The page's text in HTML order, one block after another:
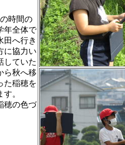
時間の
年全体で
田へ行き
に協力い
していた
ら秋へ移
た稲穂を
。
穂の色づ